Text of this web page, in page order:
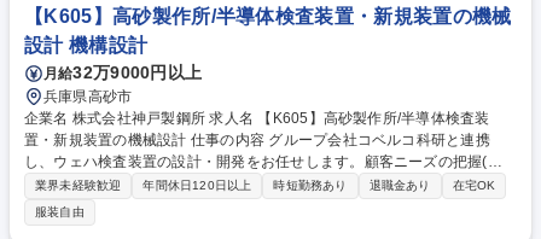
ので、ご安心ください。 ◎お客様の安定したものづくりに貢献すべく、ア
フターサービスの強化のための増員募集です。 募集職種 【兵庫県高砂
市】機械装置のアフターサービス営業（第2新卒歓迎）■神戸製鋼G
【K605】高砂製作所/半導体検査装置・新規装置の機械
設計 機構設計
月給32万9000円以上
兵庫県高砂市
企業名 株式会社神戸製鋼所 求人名 【K605】高砂製作所/半導体検査装
置・新規装置の機械設計 仕事の内容 グループ会社コベルコ科研と連携
し、ウェハ検査装置の設計・開発をお任せします。顧客ニーズの把握(マ
ーケティング)から仕様策定、詳細設計、試作評価、量産体制の構築まで
一気通貫で関わることができます。 入社直後はウェハ検査装置の設計を担
当。半年～1年後をめどに量産での設計業務を習得し、新規設計に従事。
業界未経験歓迎 年間休日120日以上 時短勤務あり 退職金あり
在宅OK
服装自由